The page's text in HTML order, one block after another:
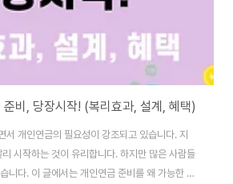
비, 당장시작! (복리효과, 설계, 혜택)
서 개인연금의 필요성이 강조되고 있습니다. 지
시작하는 것이 유리합니다. 하지만 많은 사람들
니다. 이 글에서는 개인연금 준비를 왜 가능한 한